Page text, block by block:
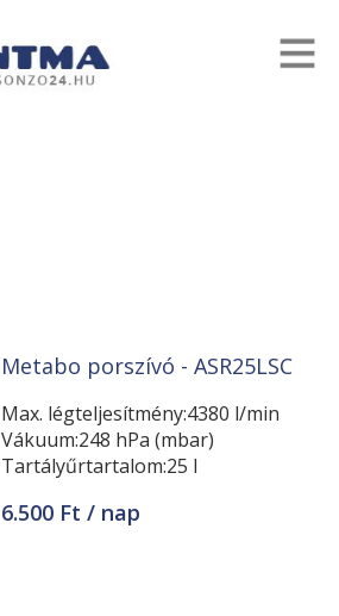
Metabo porszívó - ASR25LSC
Max. légteljesítmény:4380 l/min
Vákuum:248 hPa (mbar)
Tartályűrtartalom:25 l
6.500 Ft / nap